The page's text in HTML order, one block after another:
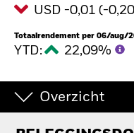
iShares
Aladdin
Ons bedrijf
USD -0,01 (-
Totaalrendement per 06/aug/
YTD: 22,09%
Overzicht